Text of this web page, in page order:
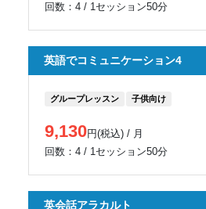
回数：4 / 1セッション50分
英語でコミュニケーション4
グループレッスン 子供向け
9,130円(税込) / 月
回数：4 / 1セッション50分
英会話アラカルト